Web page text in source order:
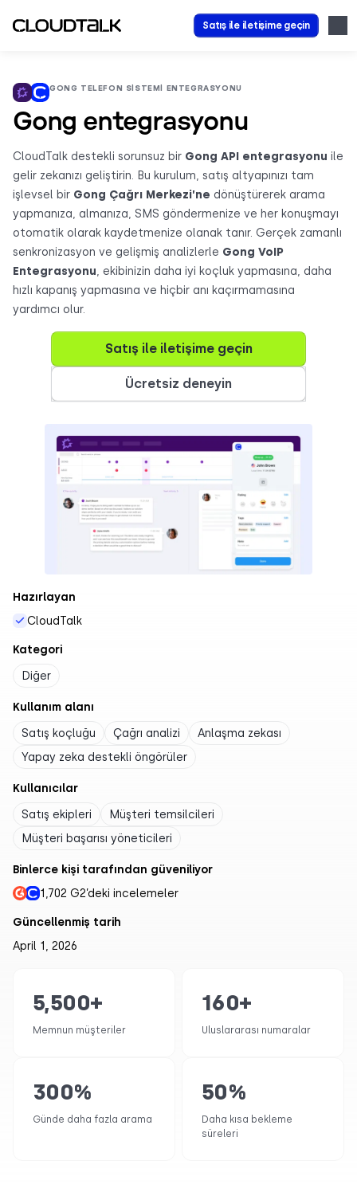
Satış ile iletişime geçin
GONG TELEFON SISTEMI ENTEGRASYONU
Gong entegrasyonu
CloudTalk destekli sorunsuz bir Gong API entegrasyonu ile
gelir zekanızı geliştirin. Bu kurulum, satış altyapınızı tam
işlevsel bir Gong Çağrı Merkezi’ne dönüştürerek arama
yapmanıza, almanıza, SMS göndermenize ve her konuşmayı
otomatik olarak kaydetmenize olanak tanır. Gerçek zamanlı
senkronizasyon ve gelişmiş analizlerle Gong VoIP
Entegrasyonu , ekibinizin daha iyi koçluk yapmasına, daha
hızlı kapanış yapmasına ve hiçbir anı kaçırmamasına
yardımcı olur.
Satış ile iletişime geçin
Ücretsiz deneyin
Hazırlayan
CloudTalk
Kategori
Diğer
Kullanım alanı
Satış koçluğu Çağrı analizi
Anlaşma zekası
Yapay zeka destekli öngörüler
Kullanıcılar
Satış ekipleri
Müşteri temsilcileri
Müşteri başarısı yöneticileri
Binlerce kişi tarafından güveniliyor
1,702 G2’deki incelemeler
Güncellenmiş tarih
April 1, 2026
5,500+
Memnun müşteriler
160+
Uluslararası numaralar
300%
Günde daha fazla arama
50%
Daha kısa bekleme
süreleri